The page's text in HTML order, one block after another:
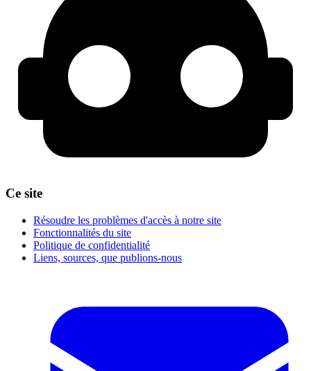
Ce site
Résoudre les problèmes d'accès à notre site
Fonctionnalités du site
Politique de confidentialité
Liens, sources, que publions-nous